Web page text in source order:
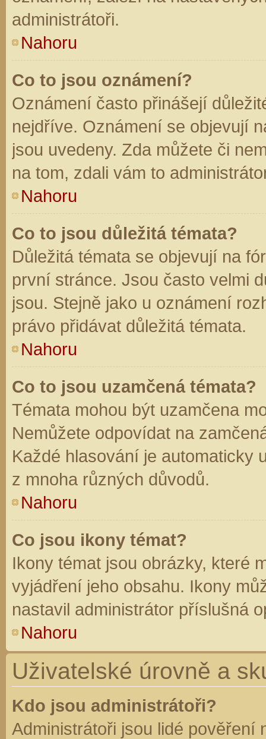
administrátoři.
Nahoru
Co to jsou oznámení?
Oznámení často přinášejí
nejdříve. Oznámení se objevují
jsou uvedeny. Zda můžete či
na tom, zdali vám to
Nahoru
Co to jsou důležitá témata?
Důležitá témata se objevují na
první stránce. Jsou často velmi
jsou. Stejně jako u oznámení
právo přidávat důležitá témata.
Nahoru
Co to jsou uzamčená témata?
Témata mohou být uzamčena
Nemůžete odpovídat na
Každé hlasování je automaticky
z mnoha různých důvodů.
Nahoru
Co jsou ikony témat?
Ikony témat jsou obrázky, které
vyjádření jeho obsahu. Ikony
nastavil administrátor příslušná
Nahoru
Uživatelské úrovně a
Kdo jsou administrátoři?
Administrátoři jsou lidé pověření